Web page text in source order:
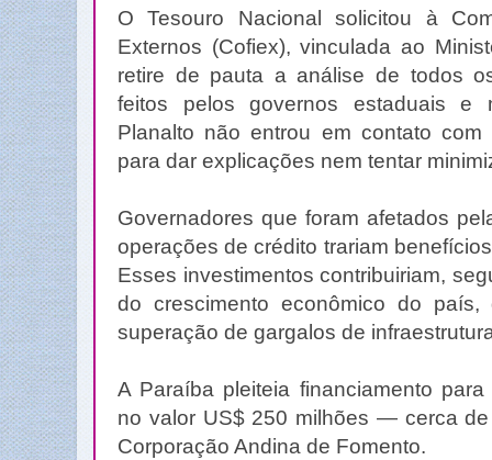
O Tesouro Nacional solicitou à
Externos (Cofiex), vinculada ao
retire de pauta a análise de todos
feitos pelos governos estaduais e
Planalto não entrou em contato
para dar explicações nem tentar
Governadores que foram afetados
operações de crédito trariam
Esses investimentos contribuiriam,
do crescimento econômico do
superação de gargalos de
A Paraíba pleiteia financiamento
no valor US$ 250 milhões — cerca
Corporação Andina de Fomento.